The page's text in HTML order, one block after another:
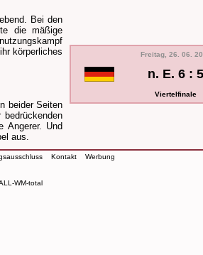
Bei den
die mäßige
körperliches
beider Seiten
Angerer. Und
aus.
Freitag, 26. 06.
n. E. 6 : 5
Viertelfinale
Kontakt Werbung
WM-total